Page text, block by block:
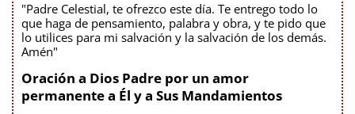
"Padre Celestial, te ofrezco este día. Te entrego todo lo
que haga de pensamiento, palabra y obra, y te pido que
lo utilices para mi salvación y la salvación de los demás.
Amén"
Oración a Dios Padre por un amor
permanente a Él y a Sus Mandamientos